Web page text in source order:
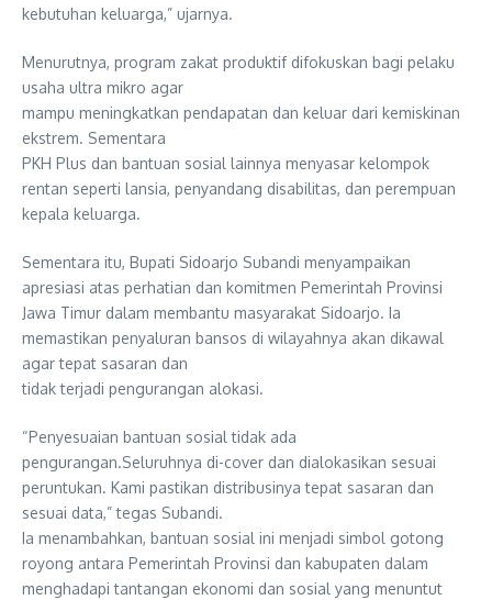
kebutuhan keluarga,” ujarnya.
Menurutnya, program zakat produktif difokuskan bagi pelaku
usaha ultra mikro agar
mampu meningkatkan pendapatan dan keluar dari kemiskinan
ekstrem. Sementara
PKH Plus dan bantuan sosial lainnya menyasar kelompok
rentan seperti lansia, penyandang disabilitas, dan perempuan
kepala keluarga.
Sementara itu, Bupati Sidoarjo Subandi menyampaikan
apresiasi atas perhatian dan komitmen Pemerintah Provinsi
Jawa Timur dalam membantu masyarakat Sidoarjo. Ia
memastikan penyaluran bansos di wilayahnya akan dikawal
agar tepat sasaran dan
tidak terjadi pengurangan alokasi.
“Penyesuaian bantuan sosial tidak ada
pengurangan.Seluruhnya di-cover dan dialokasikan sesuai
peruntukan. Kami pastikan distribusinya tepat sasaran dan
sesuai data,” tegas Subandi.
Ia menambahkan, bantuan sosial ini menjadi simbol gotong
royong antara Pemerintah Provinsi dan kabupaten dalam
menghadapi tantangan ekonomi dan sosial yang menuntut